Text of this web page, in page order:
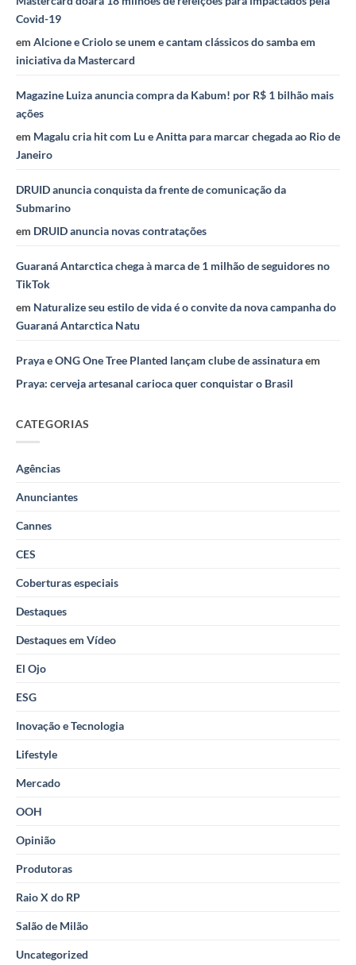
Covid-19
em Alcione e Criolo se unem e cantam clássicos do samba em
iniciativa da Mastercard
Magazine Luiza anuncia compra da Kabum! por R$ 1 bilhão mais
ações
em Magalu cria hit com Lu e Anitta para marcar chegada ao Rio de
Janeiro
DRUID anuncia conquista da frente de comunicação da
Submarino
em DRUID anuncia novas contratações
Guaraná Antarctica chega à marca de 1 milhão de seguidores no
TikTok
em Naturalize seu estilo de vida é o convite da nova campanha do
Guaraná Antarctica Natu
Praya e ONG One Tree Planted lançam clube de assinaturaem
Praya: cerveja artesanal carioca quer conquistar o Brasil
CATEGORIAS
Agências
Anunciantes
Cannes
CES
Coberturas especiais
Destaques
Destaques em Vídeo
El Ojo
ESG
Inovação e Tecnologia
Lifestyle
Mercado
OOH
Opinião
Produtoras
Raio X do RP
Salão de Milão
Uncategorized